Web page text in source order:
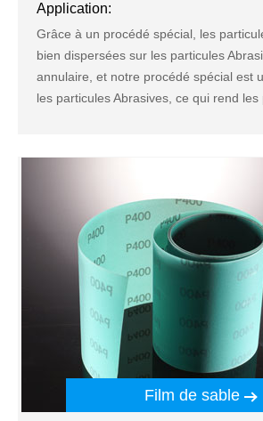
Application:
Grâce à un procédé spécial, les
bien dispersées sur les particules
annulaire, et notre procédé spécial est
les particules Abrasives, ce qui rend les
Film de sable